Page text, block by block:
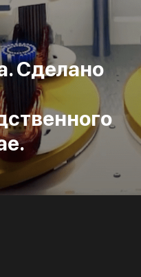
Сделано